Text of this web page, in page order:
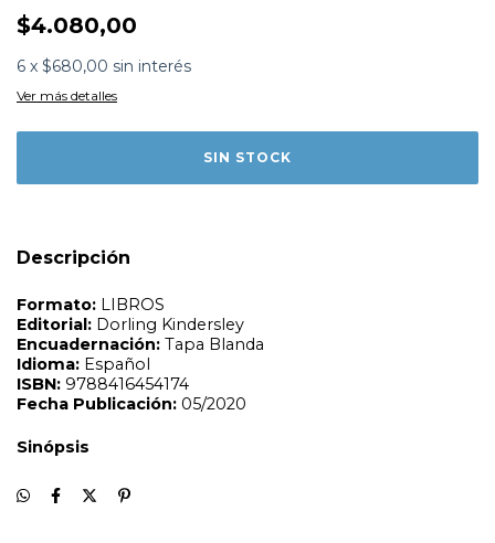
$4.080,00
6 x $680,00 sin interés
Ver más detalles
Descripción
Formato: LIBROS
Editorial:Dorling Kindersley
Encuadernación:
Sinópsis